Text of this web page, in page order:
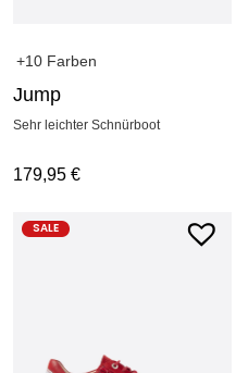
+10 Farben
Jump
Sehr leichter Schnürboot
179,95€
SALE